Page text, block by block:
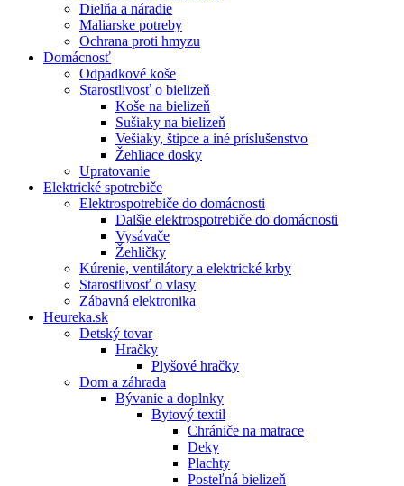
Dielňa a náradie
Maliarske potreby
Ochrana proti hmyzu
Domácnosť
Odpadkové koše
Starostlivosť o bielizeň
Koše na bielizeň
Sušiaky na bielizeň
Vešiaky, štipce a iné príslušenstvo
Žehliace dosky
Upratovanie
Elektrické spotrebiče
Elektrospotrebiče do domácnosti
Dalšie elektrospotrebiče do domácnosti
Vysávače
Žehličky
Kúrenie, ventilátory a elektrické krby
Starostlivosť o vlasy
Zábavná elektronika
Heureka.sk
Detský tovar
Hračky
Plyšové hračky
Dom a záhrada
Bývanie a doplnky
Bytový textil
Chrániče na matrace
Deky
Plachty
Posteľná bielizeň